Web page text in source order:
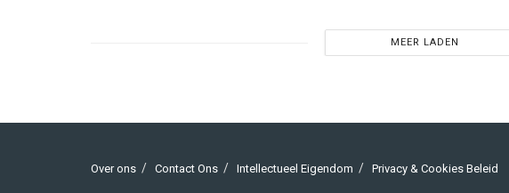
MEER LADEN
Over ons Contact Ons Intellectueel Eigendom Privacy & Cookies Beleid